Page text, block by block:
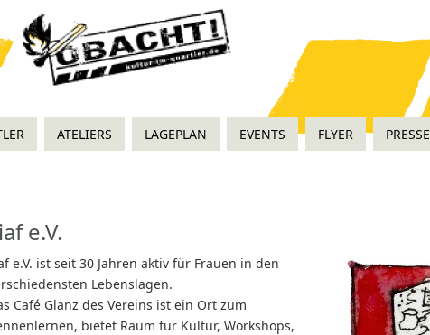
ATELIERS LAGEPLAN EVENTS FLYER PRESSE
e.V.
e.V. ist seit 30 Jahren aktiv für Frauen in den
Lebenslagen.
Café Glanz des Vereins ist ein Ort zum
bietet Raum für Kultur, Workshops,